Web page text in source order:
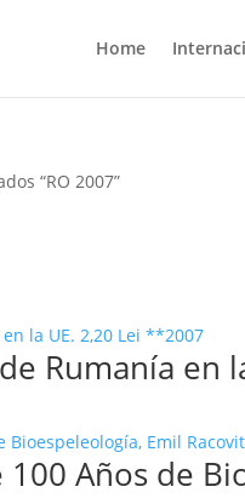
Home
“RO 2007”
Rumanía en
100 Años de